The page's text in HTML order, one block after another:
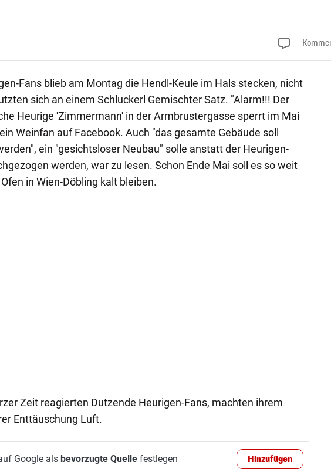
Fans blieb am Montag die Hendl-Keule im Hals stecken, nicht
sich an einem Schluckerl Gemischter Satz. "Alarm!!! Der
Heurige 'Zimmermann' in der Armbrustergasse sperrt im Mai
Weinfan auf Facebook. Auch "das gesamte Gebäude soll
ein "gesichtsloser Neubau" solle anstatt der Heurigen-
werden, war zu lesen. Schon Ende Mai soll es so weit
in Wien-Döbling kalt bleiben.
Zeit reagierten Dutzende Heurigen-Fans, machten ihrem
Enttäuschung Luft.
Google als bevorzugte Quellefestlegen Hinzufügen